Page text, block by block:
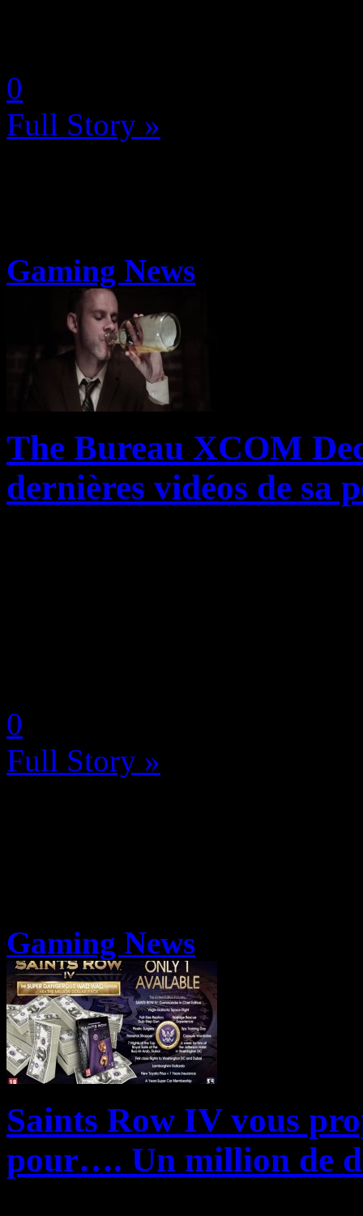
0
Full Story »
Gaming News
The Bureau XCOM
dernières vidéos de sa
0
Full Story »
Gaming News
Saints Row IV vous
pour…. Un million de